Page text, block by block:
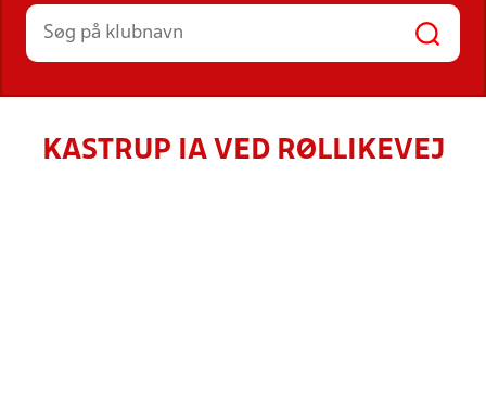
HOLD
KASTRUP IA VED RØLLIKEVEJ